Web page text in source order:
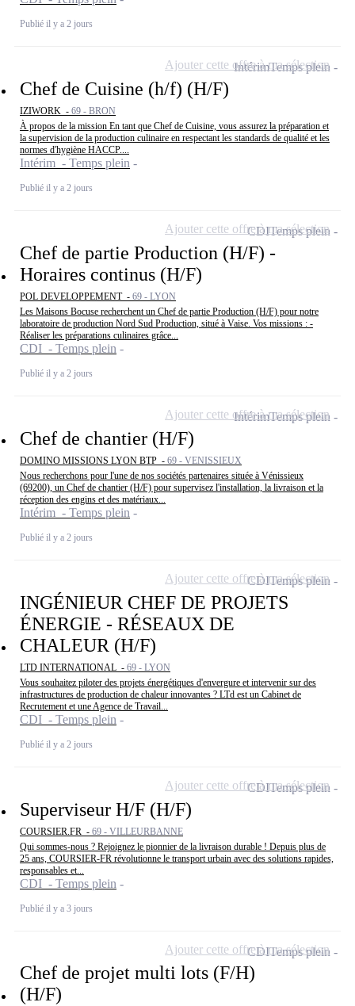
Publié il y a 2 jours
Chef de Cuisine (h/f) (H/F)
IZIWORK - 69 - BRON
À propos de la mission En tant que Chef de Cuisine, vous assurez la préparation et
la supervision de la production culinaire en respectant les standards de qualité et les
normes d'hygiène HACCP....
Intérim - Temps plein
Publié il y a 2 jours
IntérimTemps plein
Ajouter cette offre à ma sélection
Chef de partie Production (H/F) -
Horaires continus (H/F)
POL DEVELOPPEMENT - 69 - LYON
Les Maisons Bocuse recherchent un Chef de partie Production (H/F) pour notre
laboratoire de production Nord Sud Production, situé à Vaise. Vos missions : -
Réaliser les préparations culinaires grâce...
CDI - Temps plein
Publié il y a 2 jours
CDITemps plein
Ajouter cette offre à ma sélection
Chef de chantier (H/F)
DOMINO MISSIONS LYON BTP - 69 - VENISSIEUX
Nous recherchons pour l'une de nos sociétés partenaires située à Vénissieux
(69200), un Chef de chantier (H/F) pour supervisez l'installation, la livraison et la
réception des engins et des matériaux...
Intérim - Temps plein
Publié il y a 2 jours
IntérimTemps plein
Ajouter cette offre à ma sélection
INGÉNIEUR CHEF DE PROJETS
ÉNERGIE - RÉSEAUX DE
CHALEUR (H/F)
LTD INTERNATIONAL - 69 - LYON
Vous souhaitez piloter des projets énergétiques d'envergure et intervenir sur des
infrastructures de production de chaleur innovantes ? LTd est un Cabinet de
Recrutement et une Agence de Travail...
CDI - Temps plein
Publié il y a 2 jours
CDITemps plein
Ajouter cette offre à ma sélection
Superviseur H/F (H/F)
COURSIER.FR - 69 - VILLEURBANNE
Qui sommes-nous ? Rejoignez le pionnier de la livraison durable ! Depuis plus de
25 ans, COURSIER-FR révolutionne le transport urbain avec des solutions rapides,
responsables et...
CDI - Temps plein
Publié il y a 3 jours
CDITemps plein
Ajouter cette offre à ma sélection
Chef de projet multi lots (F/H)
(H/F)
CDITemps plein
Ajouter cette offre à ma sélection